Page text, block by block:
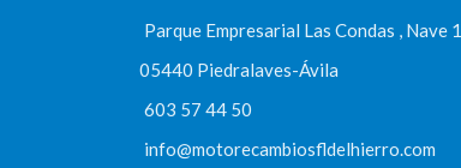
Parque Empresarial Las Condas , Nave 1
05440 Piedralaves-Ávila
603 57 44 50
info@motorecambiosfldelhierro.com